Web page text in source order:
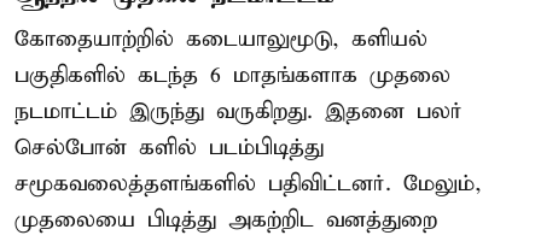
கோதையாற்றில் கடையாலுமூடு, களியல்
பகுதிகளில் கடந்த 6 மாதங்களாக முதலை
நடமாட்டம் இருந்து வருகிறது. இதனை பலர்
செல்போன் களில் படம்பிடித்து
சமூகவலைத்தளங்களில் பதிவிட்டனர். மேலும்,
முதலையை பிடித்து அகற்றிட வனத்துறை